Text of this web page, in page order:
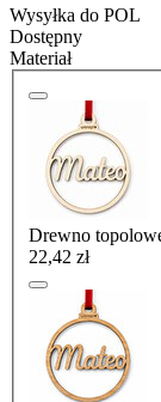
Wysyłka do POL
Dostępny
Materiał
Drewno
22,42 zł